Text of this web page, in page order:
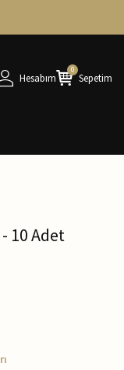
Hesabım
0
Sepetim
10 Adet